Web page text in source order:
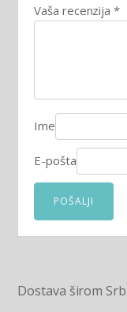
Vaša recenzija *
Ime
E-pošta
Dostava širom